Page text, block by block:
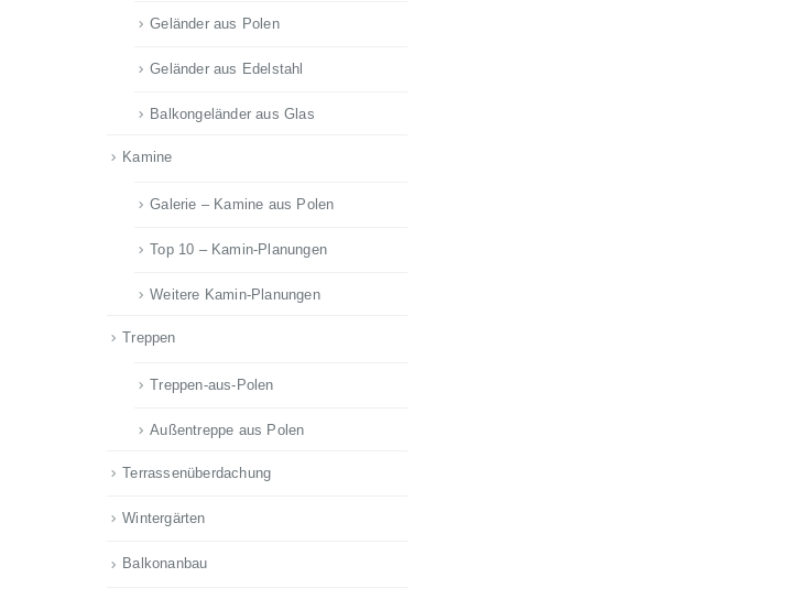
Geländer aus Polen
Geländer aus Edelstahl
Balkongeländer aus Glas
Kamine
Galerie – Kamine aus Polen
Top 10 – Kamin-Planungen
Weitere Kamin-Planungen
Treppen
Treppen-aus-Polen
Außentreppe aus Polen
Terrassenüberdachung
Wintergärten
Balkonanbau